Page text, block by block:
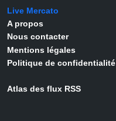
Live Mercato
A propos
Nous contacter
Mentions légales
Politique de confidentialité
Atlas des flux RSS